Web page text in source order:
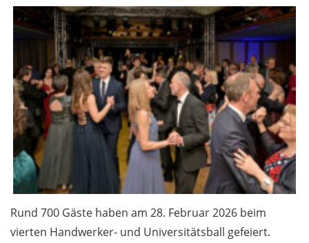
Rund 700 Gäste haben am 28. Februar 2026 beim
vierten Handwerker- und Universitätsball gefeiert.